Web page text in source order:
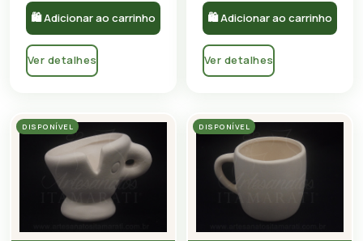
🛍 Adicionar ao carrinho
Ver detalhes
🛍 Adicionar ao carrinho
Ver detalhes
DISPONÍVEL DISPONÍVEL